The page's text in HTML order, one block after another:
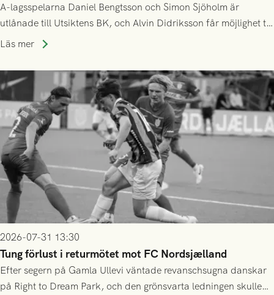
A-lagsspelarna Daniel Bengtsson och Simon Sjöholm är
utlånade till Utsiktens BK, och Alvin Didriksson får möjlighet till
speltid i Hestrafors genom föreningssamarbete.
Läs mer
2026-07-31 13:30
Tung förlust i returmötet mot FC Nordsjælland
Efter segern på Gamla Ullevi väntade revanschsugna danskar
på Right to Dream Park, och den grönsvarta ledningen skulle